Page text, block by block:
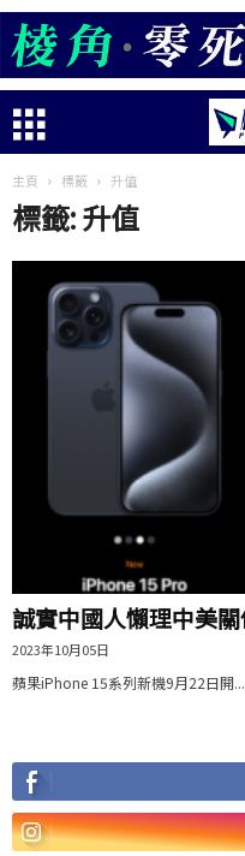
主頁 標籤 升值
標籤: 升值
誠實中國人懶理中美
2023年10月05日
蘋果iPhone 15系列新機9月22日開...